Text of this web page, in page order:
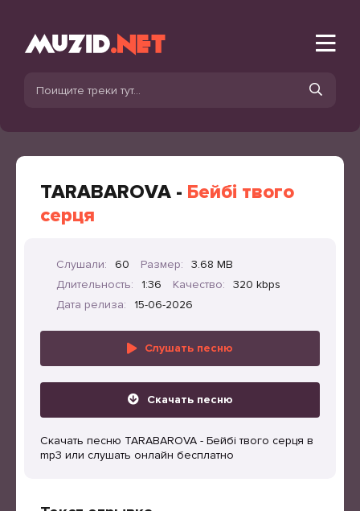
TARABAROVA - Бейбі твого
серця
Слушали: 60 Размер:
3.68 MB
Длительность:
1:36 Качество:
320 kbps
Дата релиза:
15-06-2026
Слушать песню
Скачать песню
Скачать песню TARABAROVA - Бейбі твого серця в
mp3 или слушать онлайн бесплатно